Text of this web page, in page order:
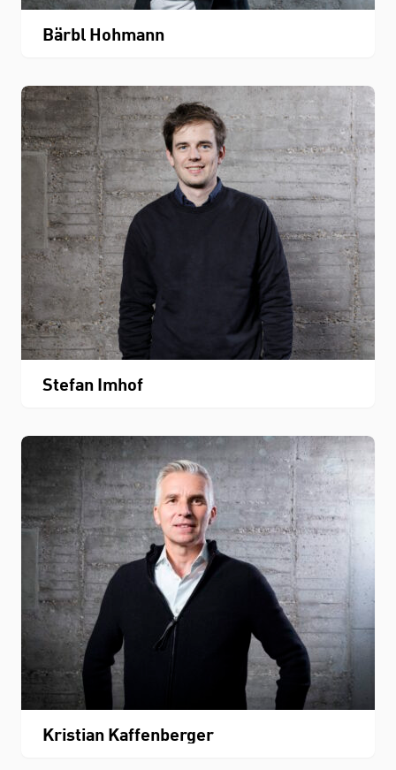
Bärbl Hohmann
Stefan Imhof
Kristian Kaffenberger